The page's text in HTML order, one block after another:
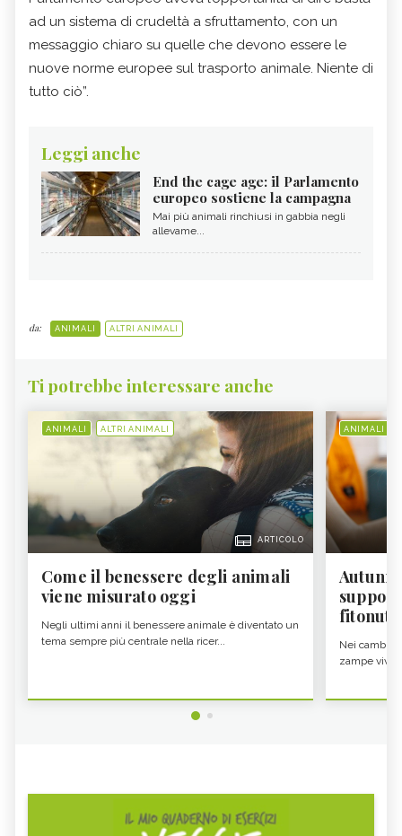
ad un sistema di crudeltà a sfruttamento, con un
messaggio chiaro su quelle che devono essere le
nuove norme europee sul trasporto animale. Niente di
tutto ciò”.
Leggi anche
End the cage age: il Parlamento
europeo sostiene la campagna
Mai più animali rinchiusi in gabbia negli
allevame...
da: ANIMALI ALTRI ANIMALI
Ti potrebbe interessare anche
ANIMALI ALTRI ANIMALI
ARTICOLO
Come il benessere degli animali
viene misurato oggi
Negli ultimi anni il benessere animale è diventato un
tema sempre più centrale nella ricer...
ANIMALI
Nei cambi
zampe